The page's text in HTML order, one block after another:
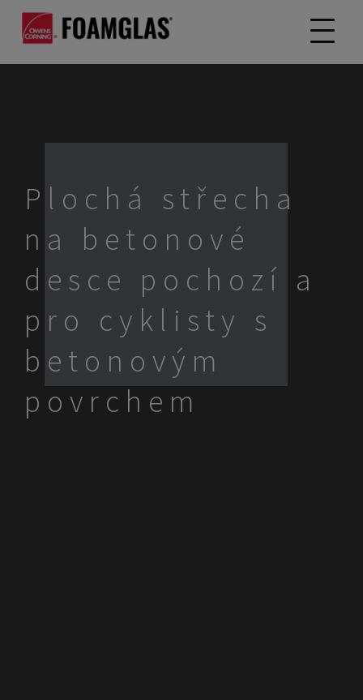
Plochá střecha
na betonové
desce pochozí a
pro cyklisty s
betonovým
povrchem